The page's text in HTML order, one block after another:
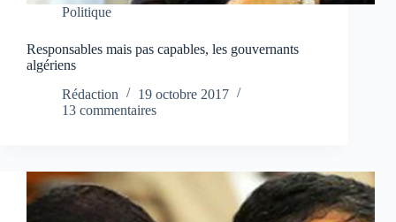
Politique
Responsables mais pas capables, les gouvernants
algériens
Rédaction
19 octobre 2017
13 commentaires